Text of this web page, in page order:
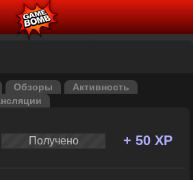
Обзоры
Активность
Получено + 50 XP